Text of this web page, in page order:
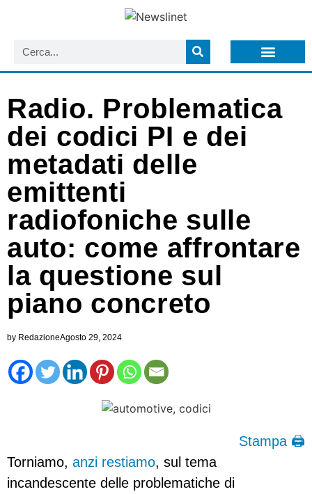
Radio. Problematica
dei codici PI e dei
metadati delle
emittenti
radiofoniche sulle
auto: come affrontare
la questione sul
piano concreto
by RedazioneAgosto 29, 2024
Stampa 🖨
Torniamo, anzi restiamo, sul tema
incandescente delle problematiche di